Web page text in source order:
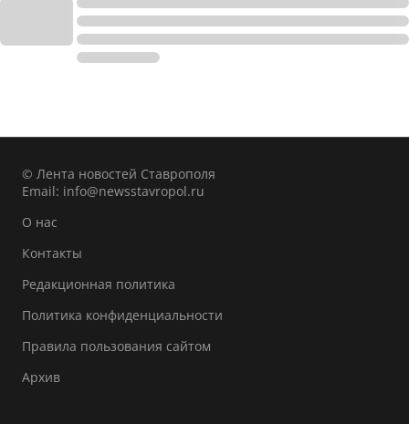
© Лента новостей Ставрополя
Email: info@newsstavropol.ru
О нас
Контакты
Редакционная политика
Политика конфиденциальности
Правила пользования сайтом
Архив